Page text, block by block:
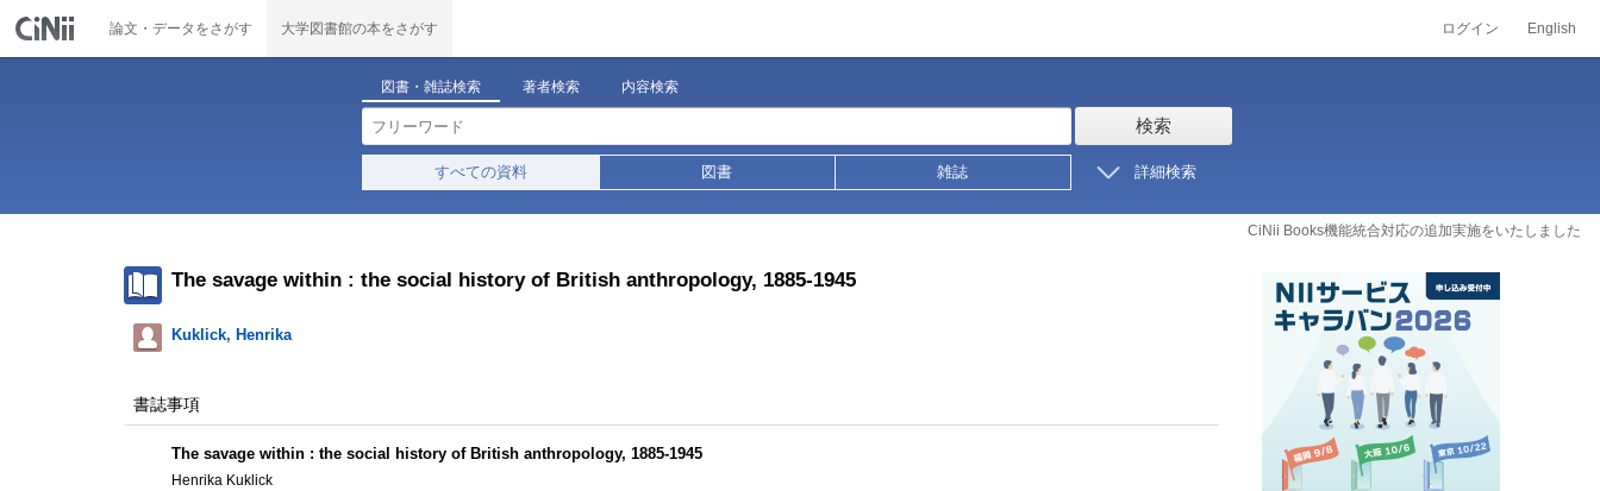
論文・データをさがす 大学図書館の本をさがす ログイン English
図書・雑誌検索 著者検索 内容検索
検索
すべての資料 図書 雑誌 詳細検索
CiNii Books機能統合対応の追加実施をいたしました
The savage within : the social history of British anthropology, 1885-1945
Kuklick, Henrika
書誌事項
The savage within : the social history of British anthropology, 1885-1945
Henrika Kuklick